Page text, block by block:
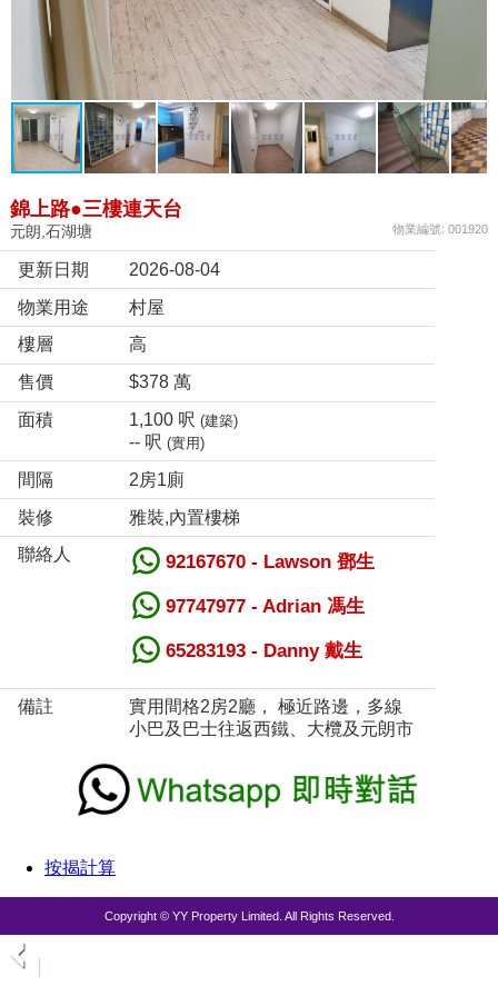
錦上路●三樓連天台
元朗,石湖塘 物業編號: 001920
更新日期
2026-08-04
物業用途
村屋
樓層
高
售價
$378 萬
面積
1,100 呎 (建築)
-- 呎 (實用)
間隔
2房1廁
裝修
雅裝,內置樓梯
聯絡人
92167670 - Lawson 鄧生
97747977 - Adrian 馮生
65283193 - Danny 戴生
備註
實用間格2房2廳， 極近路邊，多線
小巴及巴士往返西鐵、大欖及元朗市
按揭計算
Copyright © YY Property Limited. All Rights Reserved.